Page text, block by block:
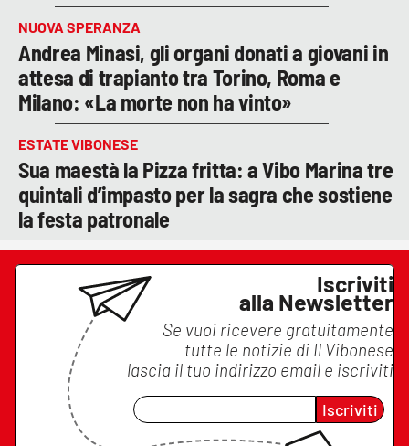
NUOVA SPERANZA
Andrea Minasi, gli organi donati a giovani in
attesa di trapianto tra Torino, Roma e
Milano: «La morte non ha vinto»
ESTATE VIBONESE
Sua maestà la Pizza fritta: a Vibo Marina tre
quintali d’impasto per la sagra che sostiene
la festa patronale
Iscriviti
alla Newsletter
Se vuoi ricevere gratuitamente
tutte le notizie di Il Vibonese
lascia il tuo indirizzo email e iscriviti
Iscriviti